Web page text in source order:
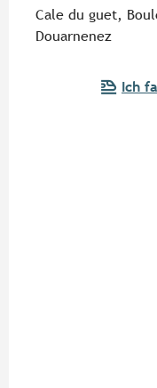
Cale du guet,
Douarnenez
Ich